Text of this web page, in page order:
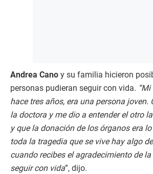
Andrea Cano y su familia hicieron
personas pudieran seguir con vida.
hace tres años, era una persona joven.
la doctora y me dio a entender el otro
y que la donación de los órganos era
toda la tragedia que se vive hay algo
cuando recibes el agradecimiento de
seguir con vida”, dijo.